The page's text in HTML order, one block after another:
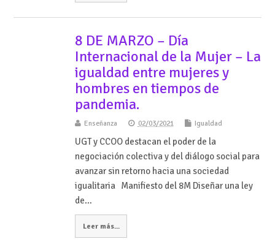
8 DE MARZO – Día
Internacional de la Mujer – La
igualdad entre mujeres y
hombres en tiempos de
pandemia.
Enseñanza 02/03/2021 Igualdad
UGT y CCOO destacan el poder de la
negociación colectiva y del diálogo social para
avanzar sin retorno hacia una sociedad
igualitaria Manifiesto del 8M Diseñar una ley
de…
Leer más...